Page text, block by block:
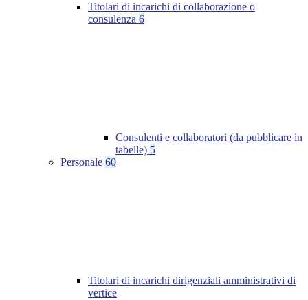
Titolari di incarichi di collaborazione o
consulenza 6
Consulenti e collaboratori (da pubblicare in
tabelle) 5
Personale 60
Titolari di incarichi dirigenziali amministrativi di
vertice